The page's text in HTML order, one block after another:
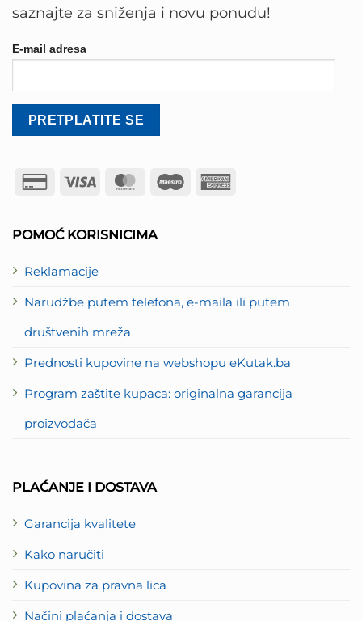
POMOĆ KORISNICIMA
Reklamacije
Narudžbe putem telefona, e-maila ili putem
društvenih mreža
Prednosti kupovine na webshopu eKutak.ba
Program zaštite kupaca: originalna garancija
proizvođača
PLAĆANJE I DOSTAVA
Garancija kvalitete
Kako naručiti
Kupovina za pravna lica
Načini plaćanja i dostava
saznajte za sniženja i novu ponudu!
E-mail adresa
Credit
Visa MasterCard
Maestro